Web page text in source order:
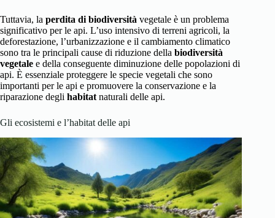
Tuttavia, la perdita di biodiversità vegetale è un problema
significativo per le api. L’uso intensivo di terreni agricoli, la
deforestazione, l’urbanizzazione e il cambiamento climatico
sono tra le principali cause di riduzione della biodiversità
vegetale e della conseguente diminuzione delle popolazioni di
api. È essenziale proteggere le specie vegetali che sono
importanti per le api e promuovere la conservazione e la
riparazione degli habitat naturali delle api.
Gli ecosistemi e l’habitat delle api